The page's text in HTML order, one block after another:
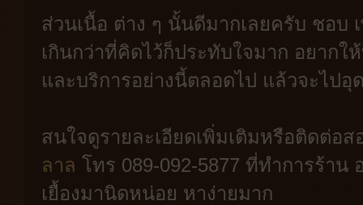
ส่วนเนื้อ ต่าง ๆ นั้นดีมากเลยครับ ชอบ
เกินกว่าที่คิดไว้ก็ประทับใจมาก อยาก
และบริการอย่างนี้ตลอดไป แล้วจะไปอุ
สนใจดูรายละเอียดเพิ่มเติมหรือติดต่อ
ลาล โทร 089-092-5877 ที่ทำการร้าน
เยื้องมานิดหน่อย หาง่ายมาก